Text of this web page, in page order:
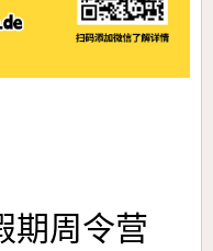
期周令营